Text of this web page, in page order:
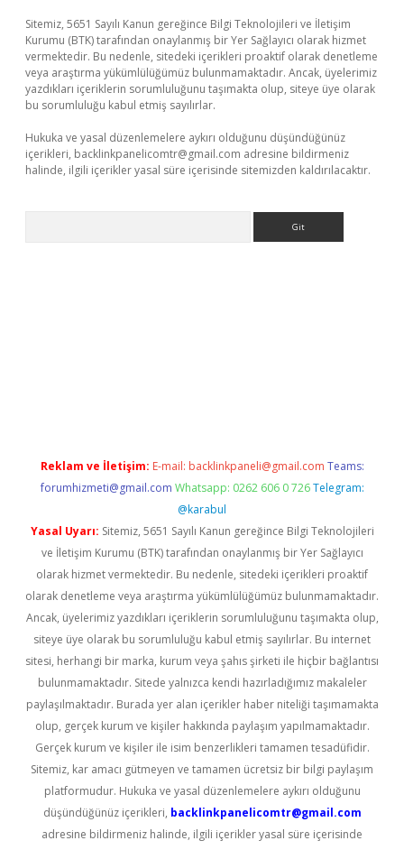
Sitemiz, 5651 Sayılı Kanun gereğince Bilgi Teknolojileri ve İletişim
Kurumu (BTK) tarafından onaylanmış bir Yer Sağlayıcı olarak hizmet
vermektedir. Bu nedenle, sitedeki içerikleri proaktif olarak denetleme
veya araştırma yükümlülüğümüz bulunmamaktadır. Ancak, üyelerimiz
yazdıkları içeriklerin sorumluluğunu taşımakta olup, siteye üye olarak
bu sorumluluğu kabul etmiş sayılırlar.
Hukuka ve yasal düzenlemelere aykırı olduğunu düşündüğünüz
içerikleri, backlinkpanelicomtr@gmail.com adresine bildirmeniz
halinde, ilgili içerikler yasal süre içerisinde sitemizden kaldırılacaktır.
Reklam ve İletişim: E-mail: backlinkpaneli@gmail.com Teams:
forumhizmeti@gmail.com Whatsapp: 0262 606 0 726 Telegram:
@karabul
Yasal Uyarı: Sitemiz, 5651 Sayılı Kanun gereğince Bilgi Teknolojileri
ve İletişim Kurumu (BTK) tarafından onaylanmış bir Yer Sağlayıcı
olarak hizmet vermektedir. Bu nedenle, sitedeki içerikleri proaktif
olarak denetleme veya araştırma yükümlülüğümüz bulunmamaktadır.
Ancak, üyelerimiz yazdıkları içeriklerin sorumluluğunu taşımakta olup,
siteye üye olarak bu sorumluluğu kabul etmiş sayılırlar. Bu internet
sitesi, herhangi bir marka, kurum veya şahıs şirketi ile hiçbir bağlantısı
bulunmamaktadır. Sitede yalnızca kendi hazırladığımız makaleler
paylaşılmaktadır. Burada yer alan içerikler haber niteliği taşımamakta
olup, gerçek kurum ve kişiler hakkında paylaşım yapılmamaktadır.
Gerçek kurum ve kişiler ile isim benzerlikleri tamamen tesadüfidir.
Sitemiz, kar amacı gütmeyen ve tamamen ücretsiz bir bilgi paylaşım
platformudur. Hukuka ve yasal düzenlemelere aykırı olduğunu
düşündüğünüz içerikleri, backlinkpanelicomtr@gmail.com
adresine bildirmeniz halinde, ilgili içerikler yasal süre içerisinde